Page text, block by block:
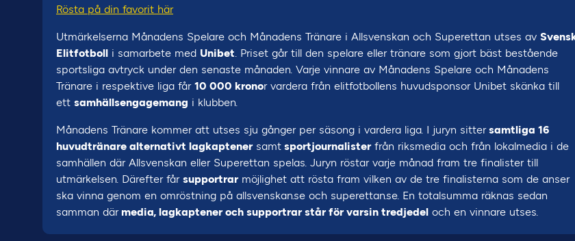
Rösta på din favorit här
Utmärkelserna Månadens Spelare och Månadens Tränare i Allsvenskan och Superettan utses av
Elitfotboll i samarbete med Unibet. Priset går till den spelare eller tränare som gjort bäst bestående
sportsliga avtryck under den senaste månaden. Varje vinnare av Månadens Spelare och Månadens
Tränare i respektive liga får 10 000 kronor vardera från elitfotbollens huvudsponsor Unibet skänka till
ett samhällsengagemang i klubben.
Månadens Tränare kommer att utses sju gånger per säsong i vardera liga. I juryn sittersamtliga 16
huvudtränare alternativt lagkaptenersamt sportjournalisterfrån riksmedia och från lokalmedia i de
samhällen där Allsvenskan eller Superettan spelas. Juryn röstar varje månad fram tre finalister till
utmärkelsen. Därefter får supportrarmöjlighet att rösta fram vilken av de tre finalisterna som de anser
ska vinna genom en omröstning på allsvenskan.se och superettan.se. En totalsumma räknas sedan
samman därmedia, lagkaptener och supportrar står för varsin tredjedel och en vinnare utses.